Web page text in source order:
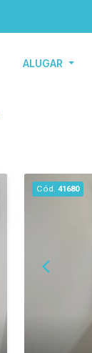
ALUGAR
Cód. 41680